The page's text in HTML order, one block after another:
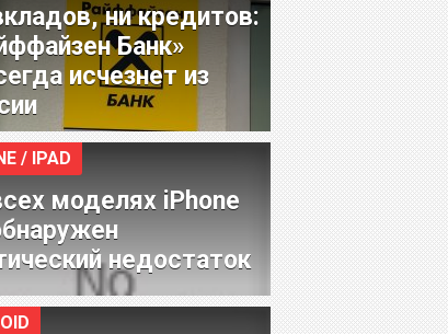
ни кредитов:
Банк»
исчезнет из
/ IPAD
моделях iPhone
недостаток